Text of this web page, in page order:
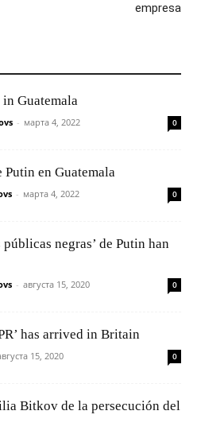
empresa
Guatemala
- марта 4, 2022 0
en Guatemala
- марта 4, 2022 0
negras’ de Putin han
- августа 15, 2020 0
has arrived in Britain
15, 2020 0
Bitkov de la persecución del